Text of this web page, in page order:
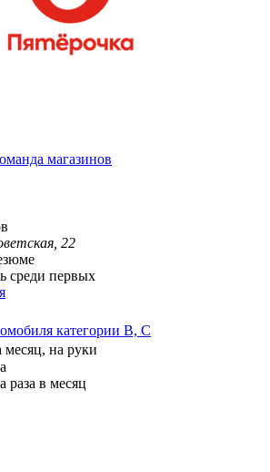
магазинов
22
среди первых
категории В, С
месяц, на руки
в месяц